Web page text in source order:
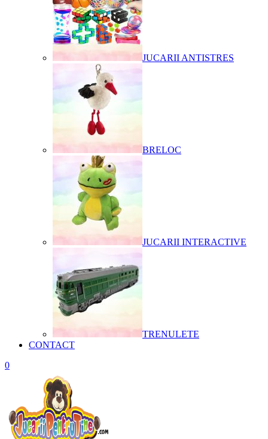
JUCARII ANTISTRES
BRELOC
JUCARII INTERACTIVE
TRENULETE
CONTACT
0